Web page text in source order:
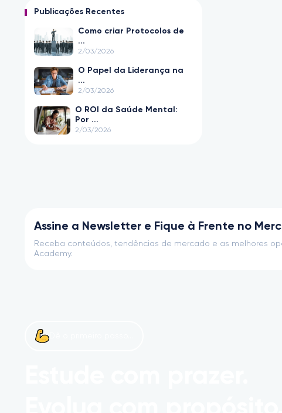
Publicações Recentes
Como criar Protocolos de
...
2/03/2026
O Papel da Liderança na
...
2/03/2026
O ROI da Saúde Mental:
Por ...
2/03/2026
Assine a Newsletter e Fique à Frente no
Receba conteúdos, tendências de mercado e as melhores
Academy.
Dê o primeiro passo...